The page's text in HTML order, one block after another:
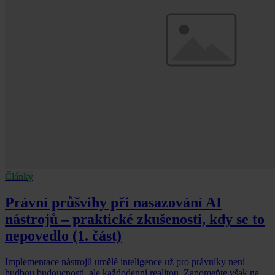
Články
Právní průšvihy při nasazování AI
nástrojů – praktické zkušenosti, kdy se to
nepovedlo (1. část)
Implementace nástrojů umělé inteligence už pro právníky není